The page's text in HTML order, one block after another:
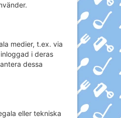
medier, t.ex. via
i deras
dessa
eller tekniska